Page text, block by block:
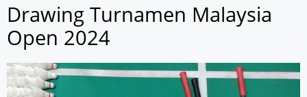
Drawing Turnamen Malaysia
Open 2024